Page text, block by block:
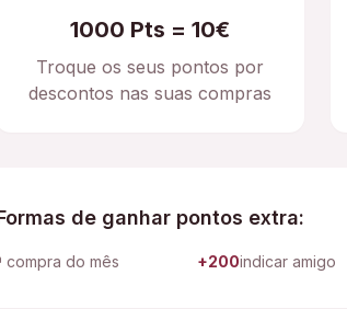
1000 Pts = 10€
Troque os seus pontos por
descontos nas suas compras
de ganhar pontos extra:
compra do mês +200indicar amigo